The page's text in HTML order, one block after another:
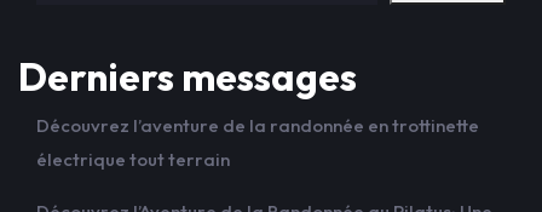
Derniers messages
Découvrez l’aventure de la randonnée en trottinette
électrique tout terrain